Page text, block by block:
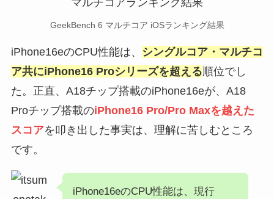
GeekBench 6 マルチコア iOSランキング結果
iPhone16eのCPU性能は、
シングルコア・マルチコ
ア共にiPhone16 Proシリーズを超える順位でし
た。正直、A18チップ搭載のiPhone16eが、A18
Proチップ搭載のiPhone16 Pro/Pro Maxを越えた
スコアを叩き出した事実は、理解に苦しむところ
です。
iPhone16eのCPU性能は、現行